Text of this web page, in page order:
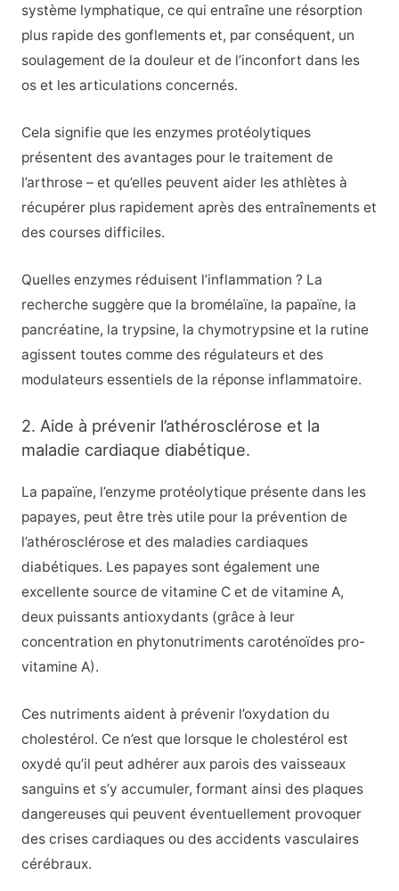
système lymphatique, ce qui entraîne une résorption
plus rapide des gonflements et, par conséquent, un
soulagement de la douleur et de l’inconfort dans les
os et les articulations concernés.
Cela signifie que les enzymes protéolytiques
présentent des avantages pour le traitement de
l’arthrose – et qu’elles peuvent aider les athlètes à
récupérer plus rapidement après des entraînements et
des courses difficiles.
Quelles enzymes réduisent l’inflammation ? La
recherche suggère que la bromélaïne, la papaïne, la
pancréatine, la trypsine, la chymotrypsine et la rutine
agissent toutes comme des régulateurs et des
modulateurs essentiels de la réponse inflammatoire.
2. Aide à prévenir l’athérosclérose et la
maladie cardiaque diabétique.
La papaïne, l’enzyme protéolytique présente dans les
papayes, peut être très utile pour la prévention de
l’athérosclérose et des maladies cardiaques
diabétiques. Les papayes sont également une
excellente source de vitamine C et de vitamine A,
deux puissants antioxydants (grâce à leur
concentration en phytonutriments caroténoïdes pro-
vitamine A).
Ces nutriments aident à prévenir l’oxydation du
cholestérol. Ce n’est que lorsque le cholestérol est
oxydé qu’il peut adhérer aux parois des vaisseaux
sanguins et s’y accumuler, formant ainsi des plaques
dangereuses qui peuvent éventuellement provoquer
des crises cardiaques ou des accidents vasculaires
cérébraux.